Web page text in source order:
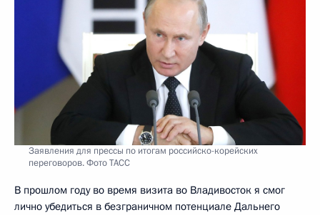
Заявления для прессы по итогам российско-корейских
переговоров. Фото ТАСС
В прошлом году во время визита во Владивосток я смог
лично убедиться в безграничном потенциале Дальнего